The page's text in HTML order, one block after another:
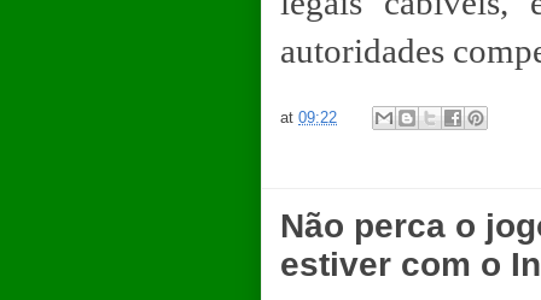
autoridades
at 09:22
Não perca o
estiver com o